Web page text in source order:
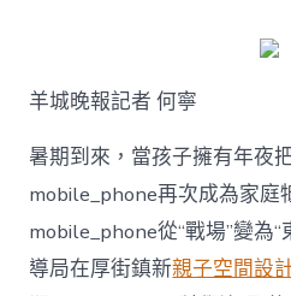
羊城晚報記者 何寧
暑期到來，當孩子擁有年夜
mobile_phone再次成為家庭
mobile_phone從“戰場”變為
導局在厚街鎮新親子空間設